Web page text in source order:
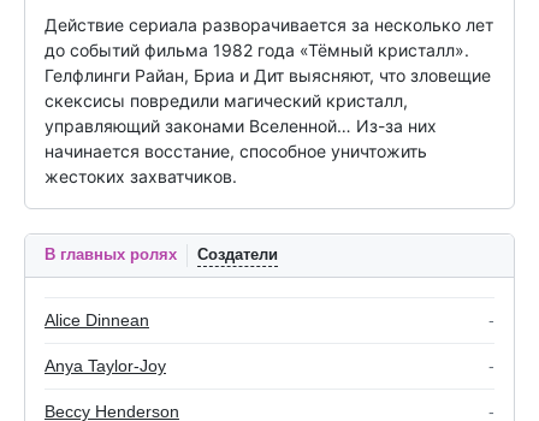
Действие сериала разворачивается за несколько лет
до событий фильма 1982 года «Тёмный кристалл».
Гелфлинги Райан, Бриа и Дит выясняют, что зловещие
скексисы повредили магический кристалл,
управляющий законами Вселенной… Из-за них
начинается восстание, способное уничтожить
жестоких захватчиков.
В главных ролях Создатели
Alice Dinnean -
Anya Taylor-Joy -
Beccy Henderson -